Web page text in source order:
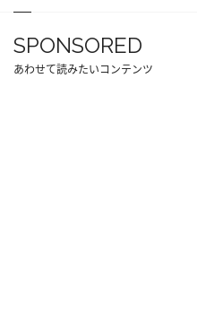
SPONSORED
あわせて読みたいコンテンツ